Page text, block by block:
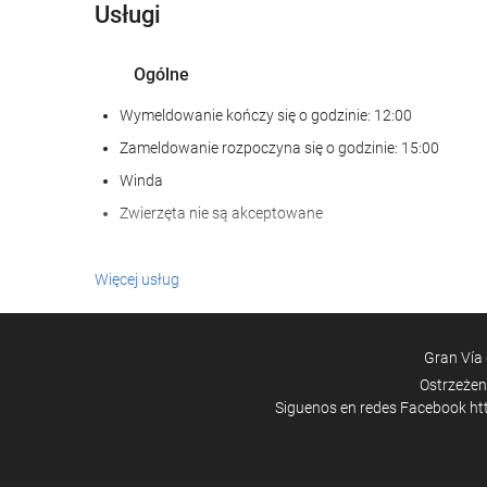
Usługi
Ogólne
Wymeldowanie kończy się o godzinie: 12:00
Zameldowanie rozpoczyna się o godzinie: 15:00
Winda
Zwierzęta nie są akceptowane
Posiłki i napoje
Restauracja à la carte
Więcej usług
Gran Vía
Siguenos en redes Facebook